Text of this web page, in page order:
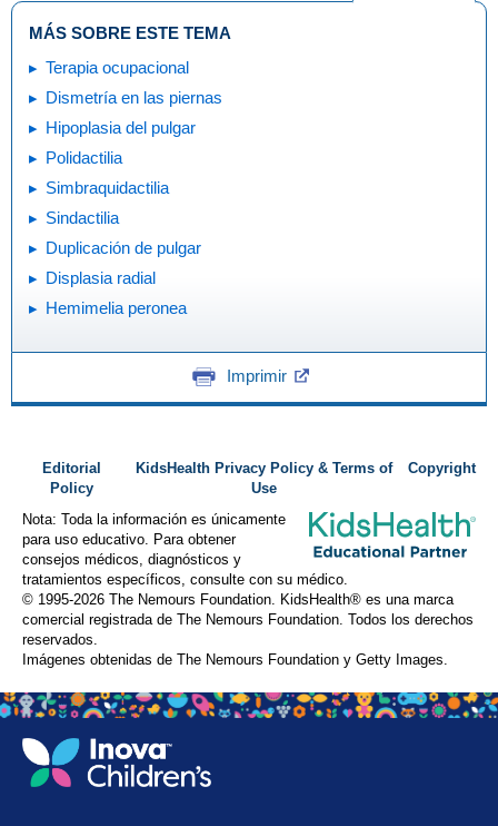
MÁS SOBRE ESTE TEMA
Terapia ocupacional
Dismetría en las piernas
Hipoplasia del pulgar
Polidactilia
Simbraquidactilia
Sindactilia
Duplicación de pulgar
Displasia radial
Hemimelia peronea
Imprimir
Editorial
Policy
KidsHealth Privacy Policy & Terms of
Use
Copyright
Nota: Toda la información es únicamente
para uso educativo. Para obtener
consejos médicos, diagnósticos y
tratamientos específicos, consulte con su médico.
© 1995-2026 The Nemours Foundation. KidsHealth® es una marca
comercial registrada de The Nemours Foundation. Todos los derechos
reservados.
Imágenes obtenidas de The Nemours Foundation y Getty Images.